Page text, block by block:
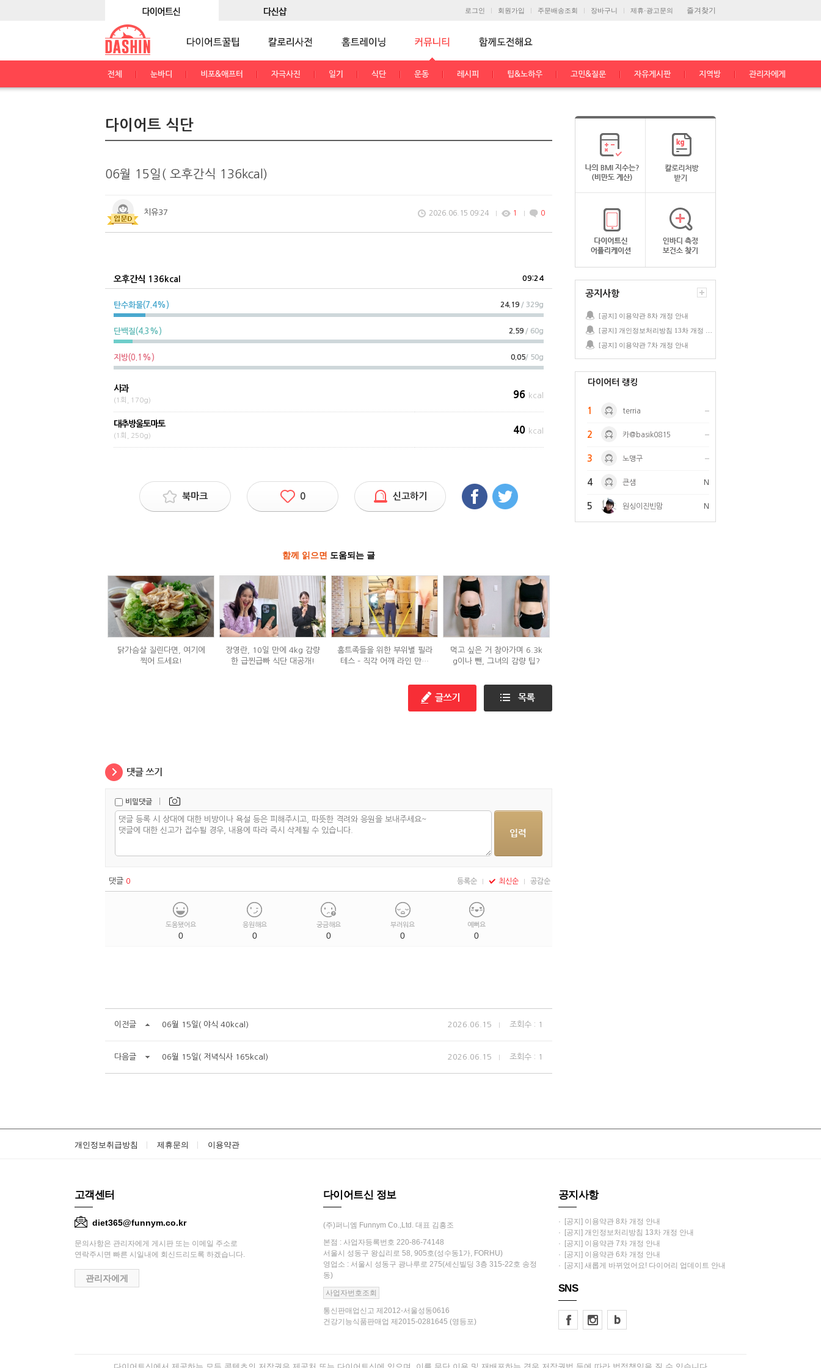
즐겨찾기
로그인 회원가입 주문배송조회 장바구니 제휴·광고문의
전체 눈바디 비포&애프터 자극사진 일기 식단 운동 레시피 팁&노하우 고민&질문 자유게시판 지역방 관리자에게
다이어트 식단
06월 15일( 오후간식 136kcal)
치유37 2026.06.15 09:24 1 0
오후간식 136kcal 09:24
탄수화물(7.4%) 24.19 / 329g
단백질(4.3%) 2.59 / 60g
지방(0.1%) 0.05/ 50g
사과
(1회, 170g)
96 kcal
대추방울토마토
(1회, 250g)
40 kcal
북마크 0 신고하기
함께 읽으면 도움되는 글
닭가슴살 질린다면, 여기에
찍어 드세요!
장영란, 10일 만에 4kg 감량
한 급찐급빠 식단 대공개!
홈트족들을 위한 부위별 필라
테스 – 직각 어깨 라인 만들
먹고 싶은 거 참아가며 6.3k
g이나 뺀, 그녀의 감량 팁?
비밀댓글 |
댓글 0 등록순 최신순 공감순
도움됐어요
0
응원해요
0
궁금해요
0
부러워요
0
예뻐요
0
이전글 06월 15일( 야식 40kcal) 2026.06.15 조회수 : 1
다음글 06월 15일( 저녁식사 165kcal) 2026.06.15 조회수 : 1
공지사항
[공지] 이용약관 8차 개정 안내
[공지] 이용약관 7차 개정 안내
다이어터 랭킹
1 terria
2 카@basik0815
3 노맹구
4 큰샘 N
5 원싱이진빈맘 N
개인정보취급방침 제휴문의 이용약관
고객센터
diet365@funnym.co.kr
문의사항은 관리자에게 게시판 또는 이메일 주소로
연락주시면 빠른 시일내에 회신드리도록 하겠습니다.
관리자에게
다이어트신 정보
(주)퍼니엠 Funnym Co.,Ltd. 대표 김흥조
본점 : 사업자등록번호 220-86-74148
서울시 성동구 왕십리로 58, 905호(성수동1가, FORHU)
영업소 : 서울시 성동구 광나루로 275(세신빌딩 3층 315-22호 송정
동)
사업자번호조회
통신판매업신고 제2012-서울성동0616
건강기능식품판매업 제2015-0281645 (영등포)
공지사항
· [공지] 이용약관 8차 개정 안내
· [공지] 개인정보처리방침 13차 개정 안내
· [공지] 이용약관 7차 개정 안내
· [공지] 이용약관 6차 개정 안내
· [공지] 새롭게 바뀌었어요! 다이어리 업데이트 안내
SNS